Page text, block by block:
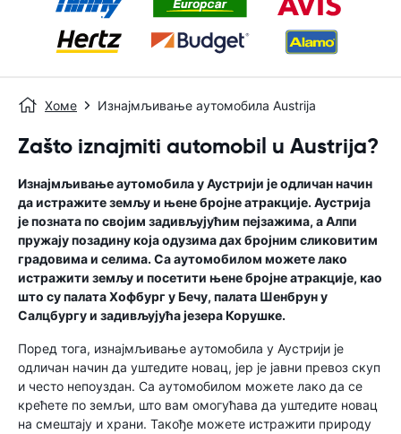
Хоме Изнајмљивање аутомобила Austrija
Zašto iznajmiti automobil u Austrija?
Изнајмљивање аутомобила у Аустрији је одличан начин
да истражите земљу и њене бројне атракције. Аустрија
је позната по својим задивљујућим пејзажима, а Алпи
пружају позадину која одузима дах бројним сликовитим
градовима и селима. Са аутомобилом можете лако
истражити земљу и посетити њене бројне атракције, као
што су палата Хофбург у Бечу, палата Шенбрун у
Салцбургу и задивљујућа језера Корушке.
Поред тога, изнајмљивање аутомобила у Аустрији је
одличан начин да уштедите новац, јер је јавни превоз скуп
и често непоуздан. Са аутомобилом можете лако да се
крећете по земљи, што вам омогућава да уштедите новац
на смештају и храни. Такође можете истражити природу